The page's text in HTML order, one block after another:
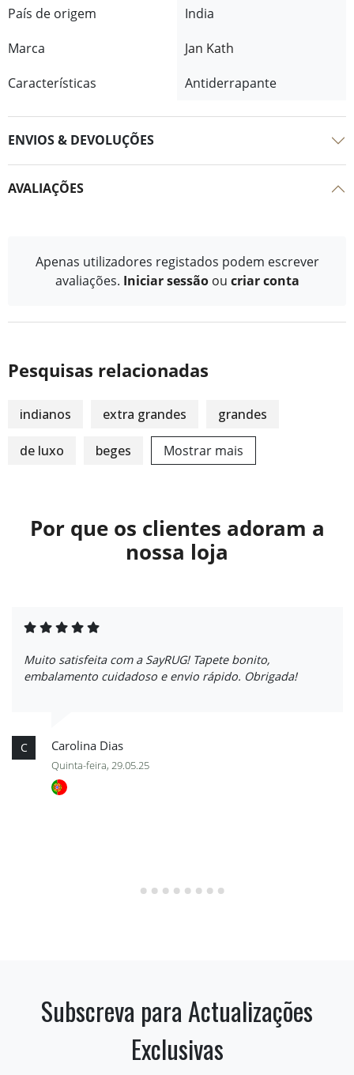
País de origem
India
Marca
Jan Kath
Características
Antiderrapante
ENVIOS & DEVOLUÇÕES
AVALIAÇÕES
Apenas utilizadores registados podem escrever
avaliações. Iniciar sessão ou criar conta
Pesquisas relacionadas
indianos extra grandes grandes
de luxo beges Mostrar mais
Por que os clientes adoram a
nossa loja
Muito satisfeita com a SayRUG! Tapete bonito,
embalamento cuidadoso e envio rápido. Obrigada!
C Carolina Dias
Quinta-feira, 29.05.25
Subscreva para Actualizações
Exclusivas